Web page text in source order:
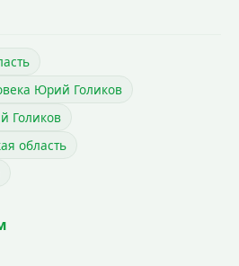
Юрий Голиков
Голиков
область